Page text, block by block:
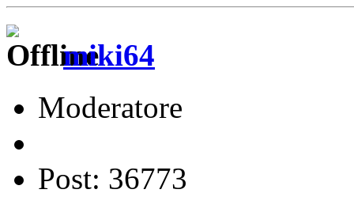
miki64
Moderatore
Post: 36773